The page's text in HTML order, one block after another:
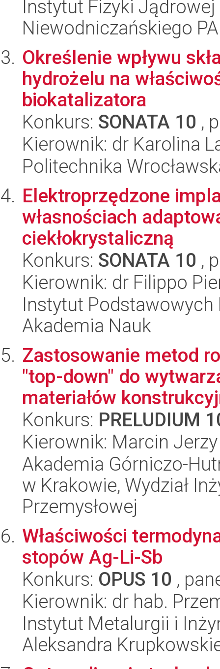
Instytut Fizyki
Niewodniczańskiego
Określenie wpływu
hydrożelu na
biokatalizatora
Konkurs: SONATA 10 ,
Kierownik: dr Karolina
Politechnika
Elektroprzędzone
własnościach
ciekłokrystaliczną
Konkurs: SONATA 10 ,
Kierownik: dr Filippo
Instytut
Akademia Nauk
Zastosowanie metod
"top-down" do
materiałów
Konkurs: PRELUDIUM
Kierownik: Marcin
Akademia Górniczo-
w Krakowie, Wydział
Przemysłowej
Właściwości
stopów Ag-Li-Sb
Konkurs: OPUS 10 ,
Kierownik: dr hab.
Instytut Metalurgii i
Aleksandra